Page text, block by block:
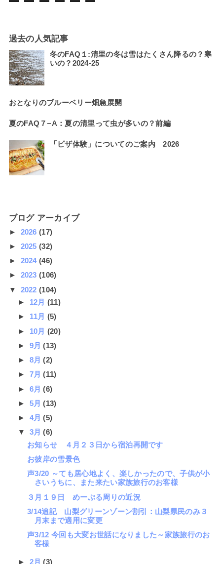
過去の人気記事
冬のFAQ１:清里の冬は雪はたくさん降るの？寒
いの？2024-25
おとなりのブルーベリー畑急展開
夏のFAQ７−A：夏の清里って虫が多いの？前編
「ピザ体験」についてのご案内 2026
ブログ アーカイブ
► 2026(17)
► 2025(32)
► 2024(46)
► 2023(106)
▼ 2022(104)
► 12月 (11)
► 11月 (5)
► 10月 (20)
► 9月(13)
► 8月(2)
► 7月(11)
► 6月(6)
► 5月(13)
► 4月(5)
▼ 3月(6)
お知らせ ４月２３日から宿泊再開です
お彼岸の雪景色
声3/20 ～ても居心地よく、楽しかったので、子供が小
さいうちに、また来たい家族旅行のお客様
３月１９日 めーぷる周りの近況
3/14追記 山梨グリーンゾーン割引：山梨県民のみ３
月末まで適用に変更
声3/12 今回も大変お世話になりました～家族旅行のお
客様
► 2月(3)